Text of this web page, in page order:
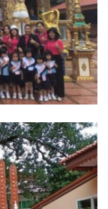
บาลตำบลปัว
ปีงบประมาณ 2561